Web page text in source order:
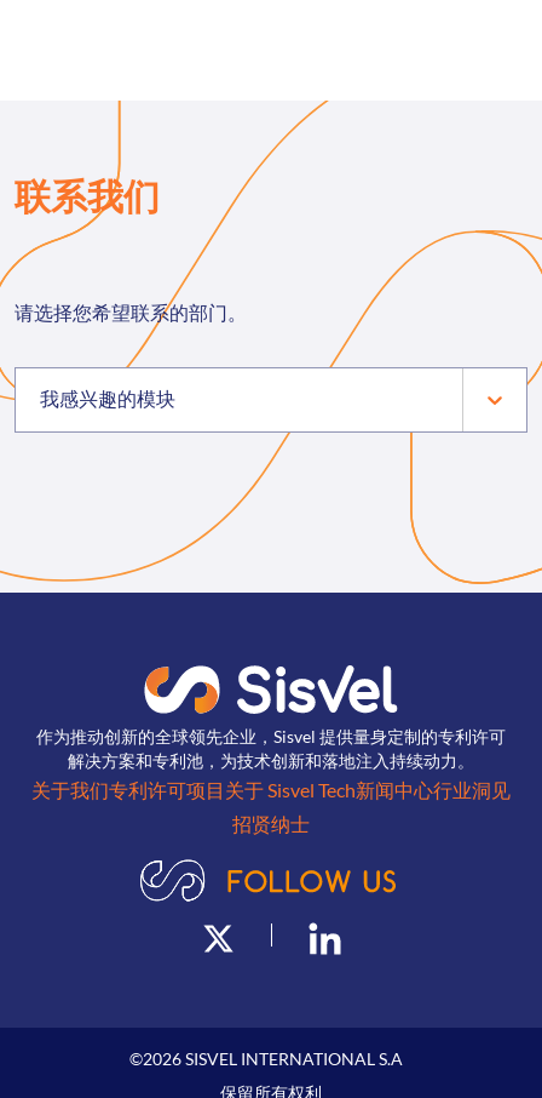
联系我们
请选择您希望联系的部门。
我感兴趣的模块
作为推动创新的全球领先企业，Sisvel 提供量身定制的专利许可
解决方案和专利池，为技术创新和落地注入持续动力。
关于我们专利许可项目 关于 Sisvel Tech新闻中心行业洞见
招贤纳士
©2026SISVEL INTERNATIONAL S.A
保留所有权利